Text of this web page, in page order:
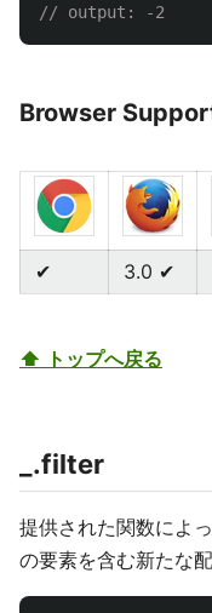
// output: -2
Browser
✔ 3.0 ✔
⬆ トップへ戻る
_.filter
提供された関数によ
の要素を含む新たな